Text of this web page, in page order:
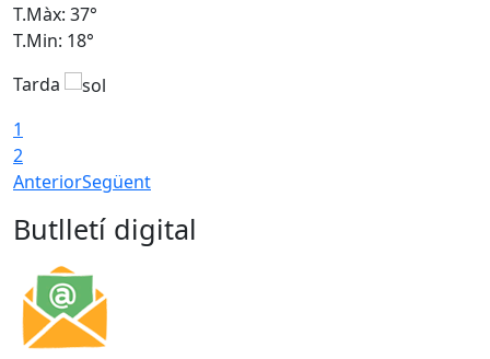
T.Màx: 37°
T.Min: 18°
Tarda
1
2
AnteriorSegüent
Butlletí digital